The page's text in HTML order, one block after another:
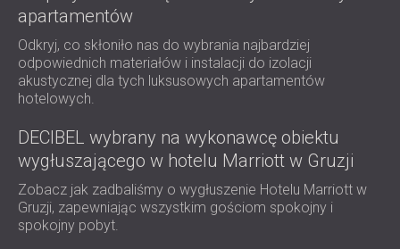
IZOLACJA AKUSTYCZNA I ROZWIĄZANIA
IZOLACJA AKUSTYCZNA I PANELE
AKUSTYCZNE DO HAL I TEATRÓW
ROZWIĄZANIA DŹWIĘKOSZCZELNE I
HANDLOWYCH
WYCISZANIE I AKUSTYKA W OBIEKTACH
EDUKACYJNYCH
PANELE DŹWIĘKOCHŁONNE I
AKUSTYCZNE DLA PLACÓWEK SŁUŻBY
USA (US)
SOUTH AFRICA (ZA)
apartamentów
Odkryj, co skłoniło nas do wybrania najbardziej
odpowiednich materiałów i instalacji do izolacji
akustycznej dla tych luksusowych apartamentów
hotelowych.
DECIBEL wybrany na wykonawcę obiektu
wygłuszającego w hotelu Marriott w Gruzji
Zobacz jak zadbaliśmy o wygłuszenie Hotelu Marriott w
Gruzji, zapewniając wszystkim gościom spokojny i
spokojny pobyt.